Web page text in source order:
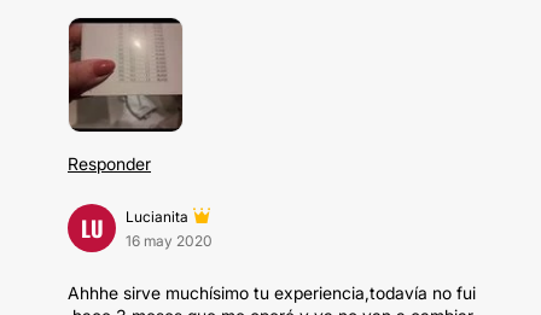
Responder
LU
Lucianita
16 may 2020
Ahhhe sirve muchísimo tu experiencia,todavía no fui